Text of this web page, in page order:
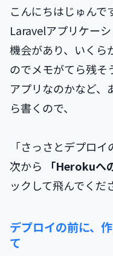
こんにちはじゅんで
Laravelアプリケー
機会があり、いくら
のでメモがてら残そ
アプリなのかなど
ら書くので、
「さっさとデプロ
次から
「Herokuへ
ックして飛んでくだ
デプロイの前に、
て